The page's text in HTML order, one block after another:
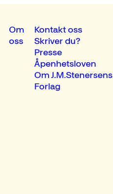
Om
oss
Kontakt oss
Skriver du?
Presse
Åpenhetsloven
Om J.M.Stenersens
Forlag